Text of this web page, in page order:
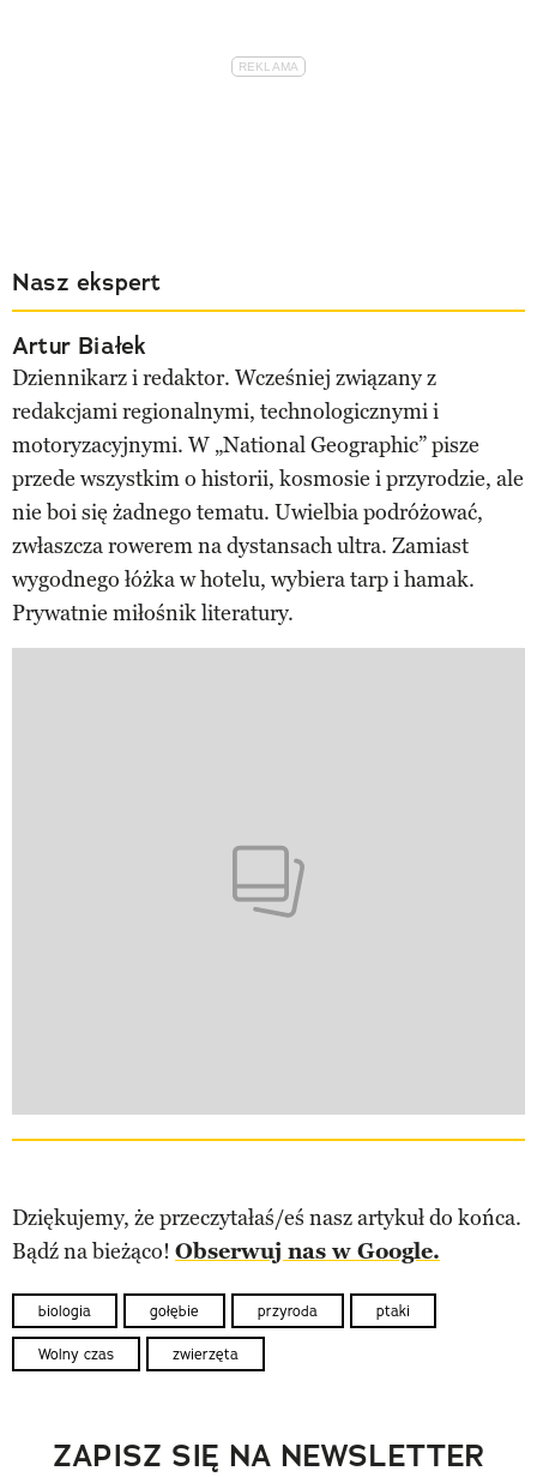
Nasz ekspert
Artur Białek
Dziennikarz i redaktor. Wcześniej związany z
redakcjami regionalnymi, technologicznymi i
motoryzacyjnymi. W „National Geographic” pisze
przede wszystkim o historii, kosmosie i przyrodzie, ale
nie boi się żadnego tematu. Uwielbia podróżować,
zwłaszcza rowerem na dystansach ultra. Zamiast
wygodnego łóżka w hotelu, wybiera tarp i hamak.
Prywatnie miłośnik literatury.
Dziękujemy, że przeczytałaś/eś nasz artykuł do końca.
Bądź na bieżąco! Obserwuj nas w Google.
biologia gołębie przyroda ptaki
Wolny czas zwierzęta
ZAPISZ SIĘ NA NEWSLETTER